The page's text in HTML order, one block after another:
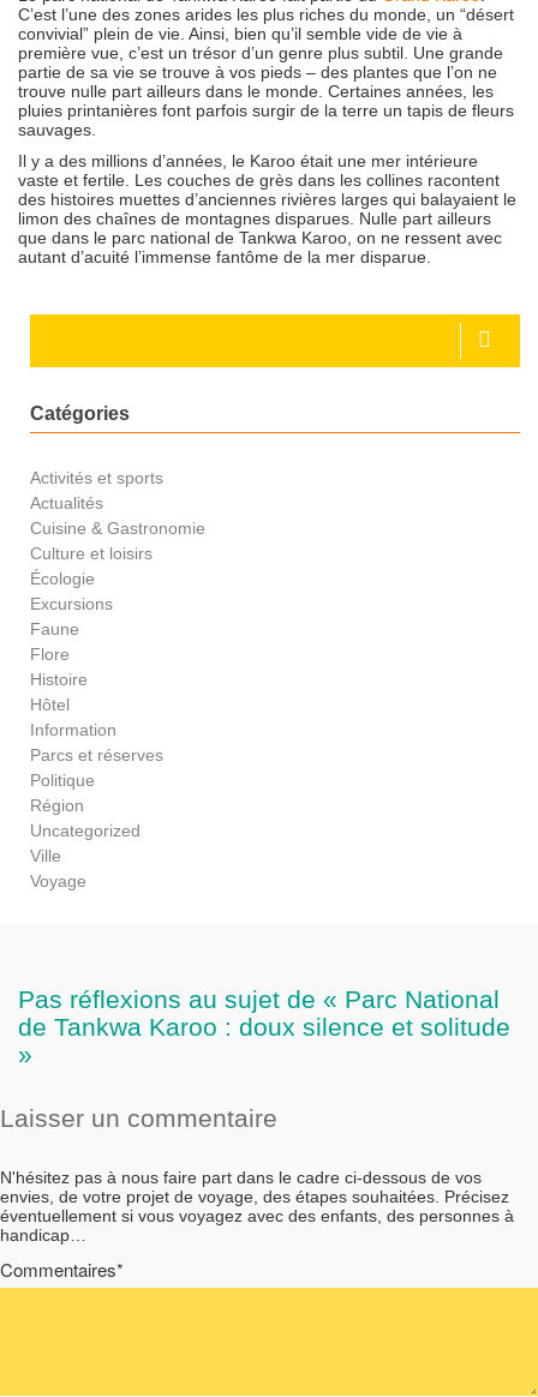
C’est l’une des zones arides les plus riches du monde, un “désert
convivial” plein de vie. Ainsi, bien qu’il semble vide de vie à
première vue, c’est un trésor d’un genre plus subtil. Une grande
partie de sa vie se trouve à vos pieds – des plantes que l’on ne
trouve nulle part ailleurs dans le monde. Certaines années, les
pluies printanières font parfois surgir de la terre un tapis de fleurs
sauvages.
Il y a des millions d’années, le Karoo était une mer intérieure
vaste et fertile. Les couches de grès dans les collines racontent
des histoires muettes d’anciennes rivières larges qui balayaient le
limon des chaînes de montagnes disparues. Nulle part ailleurs
que dans le parc national de Tankwa Karoo, on ne ressent avec
autant d’acuité l’immense fantôme de la mer disparue.
Catégories
Activités et sports
Actualités
Cuisine & Gastronomie
Culture et loisirs
Écologie
Excursions
Faune
Flore
Histoire
Hôtel
Information
Parcs et réserves
Politique
Région
Uncategorized
Ville
Voyage
Pas réflexions au sujet de « Parc National
de Tankwa Karoo : doux silence et solitude
»
Laisser un commentaire
N'hésitez pas à nous faire part dans le cadre ci-dessous de vos
envies, de votre projet de voyage, des étapes souhaitées. Précisez
éventuellement si vous voyagez avec des enfants, des personnes à
handicap…
Commentaires*